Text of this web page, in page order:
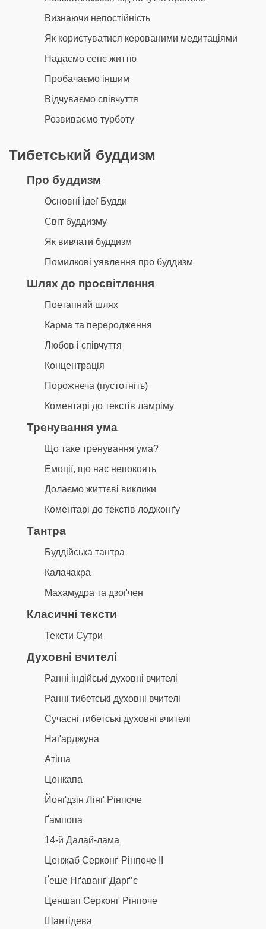
Визнаючи непостійність
Як користуватися керованими медитаціями
Надаємо сенс життю
Пробачаємо іншим
Відчуваємо співчуття
Розвиваємо турботу
Тибетський буддизм
Про буддизм
Основні ідеї Будди
Світ буддизму
Як вивчати буддизм
Помилкові уявлення про буддизм
Шлях до просвітлення
Поетапний шлях
Карма та переродження
Любов і співчуття
Концентрація
Порожнеча (пустотніть)
Коментарі до текстів ламріму
Тренування ума
Що таке тренування ума?
Емоції, що нас непокоять
Долаємо життєві виклики
Коментарі до текстів лоджонґу
Тантра
Буддійська тантра
Калачакра
Махамудра та дзоґчен
Класичні тексти
Тексти Сутри
Духовні вчителі
Ранні індійські духовні вчителі
Ранні тибетські духовні вчителі
Сучасні тибетські духовні вчителі
Наґарджуна
Атіша
Цонкапа
Йонґдзін Лінґ Рінпоче
Ґампопа
14-й Далай-лама
Ценжаб Серконґ Рінпоче II
Ґеше Нґаванґ Дарґ’є
Ценшап Серконґ Рінпоче
Шантідева